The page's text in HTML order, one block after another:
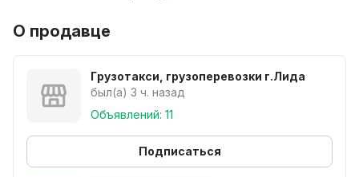
Переезды Лида
Грузчики на переезд
Лида-Гомель
Лида-Брест
Переезд в Минск
Переезд в Гродно
О продавце
Грузотакси, грузоперевозки г.Лида
был(а) 3 ч. назад
Объявлений: 11
Подписаться